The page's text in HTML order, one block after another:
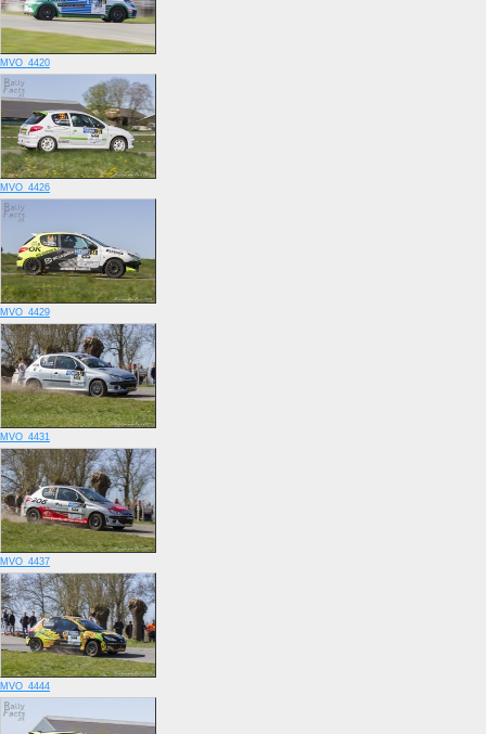
MVO_4420
MVO_4426
MVO_4429
MVO_4431
MVO_4437
MVO_4444